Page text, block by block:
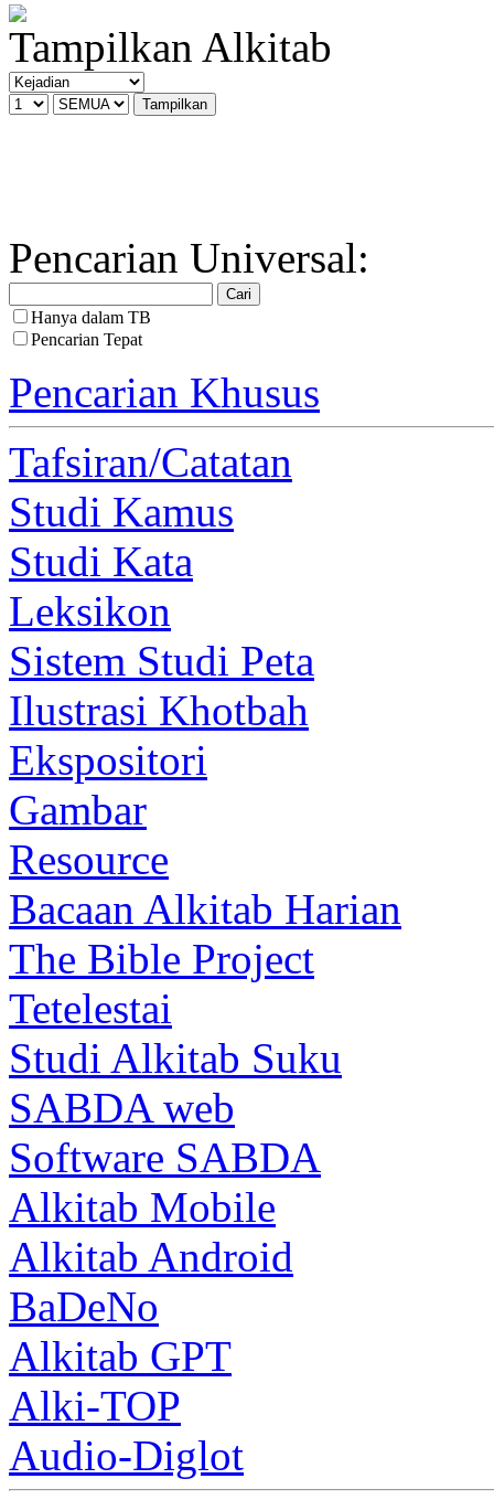
Tampilkan Alkitab
Pencarian Universal:
Hanya dalam TB
Pencarian Tepat
Pencarian Khusus
Tafsiran/Catatan
Studi Kamus
Studi Kata
Leksikon
Sistem Studi Peta
Ilustrasi Khotbah
Ekspositori
Gambar
Resource
Bacaan Alkitab Harian
The Bible Project
Tetelestai
Studi Alkitab Suku
SABDA web
Software SABDA
Alkitab Mobile
Alkitab Android
BaDeNo
Alkitab GPT
Alki-TOP
Audio-Diglot